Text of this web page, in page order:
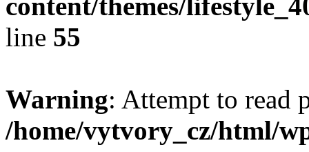
line 55
Warning: Attempt to read
/home/vytvory_cz/html/